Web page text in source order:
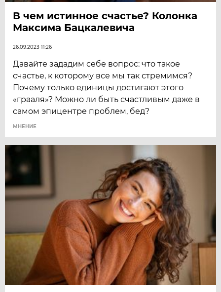
В чем истинное счастье? Колонка
Максима Бацкалевича
26.09.2023 11:26
Давайте зададим себе вопрос: что такое
счастье, к которому все мы так стремимся?
Почему только единицы достигают этого
«грааля»? Можно ли быть счастливым даже в
самом эпицентре проблем, бед?
МНЕНИЕ